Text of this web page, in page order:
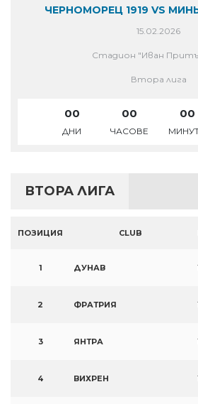
ЧЕРНОМОРЕЦ 1919 VS
15.02.2026
Стадион "Иван
Втора лига
00
ДНИ
00
ЧАСОВЕ
00
ВТОРА ЛИГА
ПОЗИЦИЯ CLUB
1 ДУНАВ
2 ФРАТРИЯ
3 ЯНТРА
4 ВИХРЕН